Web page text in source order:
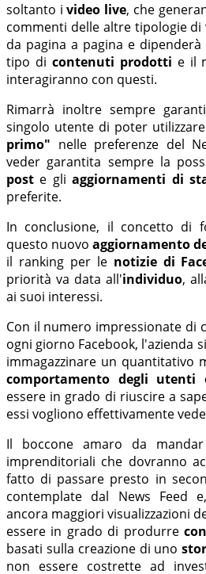
soltanto ivideo live, che
commenti delle altre tipologie
da pagina a pagina e
tipo di contenuti prodotti e il
interagiranno con questi.
Rimarrà inoltre sempre
singolo utente di poter
primo" nelle preferenze del
veder garantita sempre la
post e gliaggiornamenti di
preferite.
In conclusione, il concetto di
questo nuovo aggiornamento
il ranking per le notizie di
priorità va data all'individuo,
ai suoi interessi.
Con il numero impressionate di
ogni giorno Facebook, l'azienda
immagazzinare un quantitativo
comportamento degli utenti
essere in grado di riuscire a
essi vogliono effettivamente
Il boccone amaro da
imprenditoriali che dovranno
fatto di passare presto in
contemplate dal News Feed
ancora maggiori visualizzazioni
essere in grado di produrre
basati sulla creazione di uno
non essere costrette ad